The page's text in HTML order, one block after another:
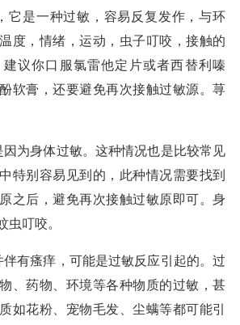
它是一种过敏，容易反复发作，与环
度，情绪，运动，虫子叮咬，接触的
议你口服氯雷他定片或者西替利嗪
软膏，还要避免再次接触过敏源。荨
为身体过敏。这种情况也是比较常见
特别容易见到的，此种情况需要找到
之后，避免再次接触过敏原即可。身
虫叮咬。
有瘙痒，可能是过敏反应引起的。过
、药物、环境等各种物质的过敏，甚
如花粉、宠物毛发、尘螨等都可能引